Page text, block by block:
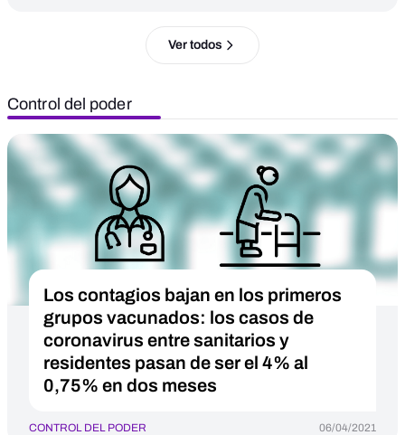
Ver todos
Control del poder
Los contagios bajan en los primeros
grupos vacunados: los casos de
coronavirus entre sanitarios y
residentes pasan de ser el 4% al
0,75% en dos meses
CONTROL DEL PODER 06/04/2021